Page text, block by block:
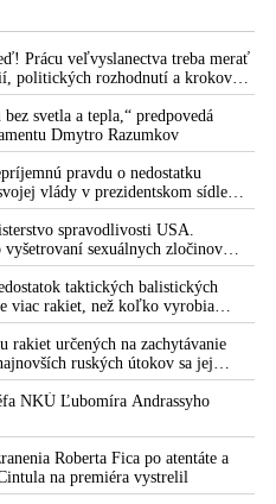
Prácu veľvyslanectva treba merať
politických rozhodnutí a krokov
Zelenskyj zhromaždeným
Trump mu potom odkázal,
systémy Patriot
svetla a tepla,“ predpovedá
Dmytro Razumkov
pravdu o nedostatku
vlády v prezidentskom sídle
odložiť plánované útoky na
pohádal so šéfom Pentagónu, lebo
spravodlivosti USA.
sexuálnych zločinov
Epsteina. Ten mal nariadiť, aby
uškrtené počas drsného
jeho ranča v tomto americkom
taktických balistických
viac rakiet, než koľko vyrobia
rakiet určených na zachytávanie
ruských útokov sa jej
Zelenskyj sa v zúfalstve snaží
ich dodávky
NKÚ Ľubomíra Andrassyho
Roberta Fica po atentáte a
na premiéra vystrelil